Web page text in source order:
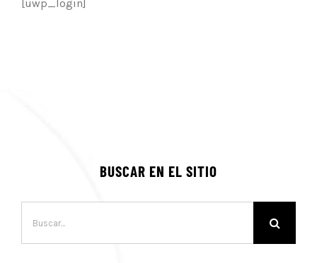
[uwp_login]
BUSCAR EN EL SITIO